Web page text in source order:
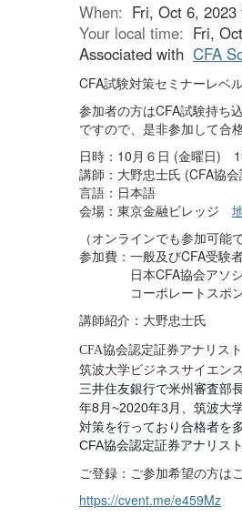
When: Fri, Oct 6,
Your local time: Fri,
Associated with CFA
CFA試験対策セミナーレベ
参加者の方はCFA試験持ち
ですので、是非参加して合
日時：10月６日 (金曜日)
講師：大野忠士氏 (CFA協
言語：日本語
会場：東京金融ビレッジ
（オンラインでも参加可能
参加費：一般及び
日本CFA協会アソシ
コーポレートス
講師紹介： 大野忠士氏
CFA協会認定証券アナリス
筑波大学ビジネスサイエン
三井住友銀行で米州審査部
年8月~2020年3月、筑波大
対策を行っており合格者を
CFA協会認定証券アナリスト
ご登録：ご参加希望の方は
https://cvent.me/e459Mz